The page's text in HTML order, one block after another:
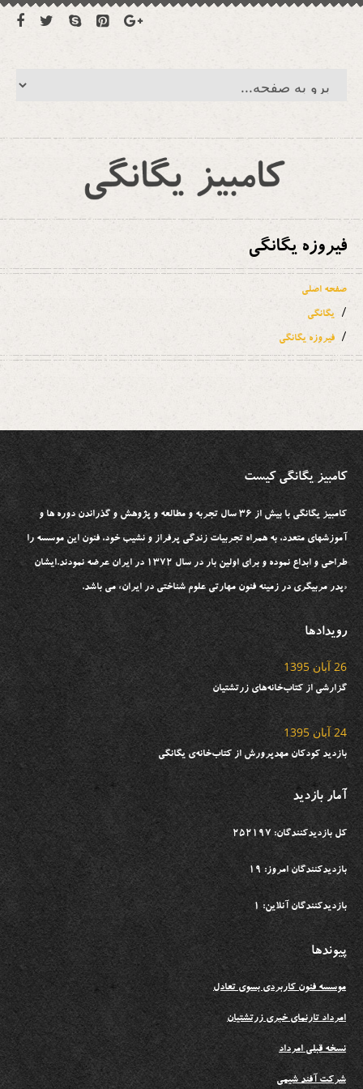
فیروزه یگانگی
صفحه اصلی
یگانگی
فیروزه یگانگی
کامبیز یگانگی کیست
کامبیز یگانگی با بیش از ۳۶ سال تجربه و مطالعه و پژوهش و گذراندن دوره ها و
آموزشهای متعدد، به همراه تجربیات زندگی پرفراز و نشیب خود، فنون این موسسه را
طراحی و ابداع نموده و برای اولین بار در سال ۱۳۷۲ در ایران عرضه نمودند.ایشان
«پدر مربیگری در زمینه فنون مهارتی علوم شناختی در ایران» می باشد.
رویدادها
26 آبان 1395
گزارشی از کتاب‌خانه‌های زرتشتیان
24 آبان 1395
بازدید کودکان مهدپرورش از کتاب‌خانه‌ی یگانگی
آمار بازدید
کل بازدیدکنندگان: 252197
بازدیدکنندگان امروز: 19
بازدیدکنندگان آنلاین: 1
پیوندها
موسسه فنون کاربردی بسوی تعادل
امرداد تارنمای خبری زرتشتیان
نسخه قبلی امرداد
شرکت آفند شیمی